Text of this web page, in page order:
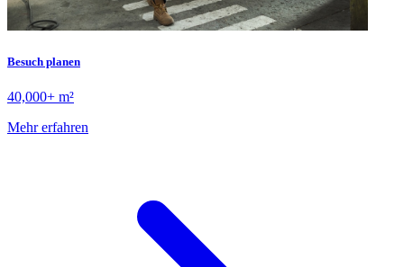
Besuch planen
40,000+ m²
Mehr erfahren